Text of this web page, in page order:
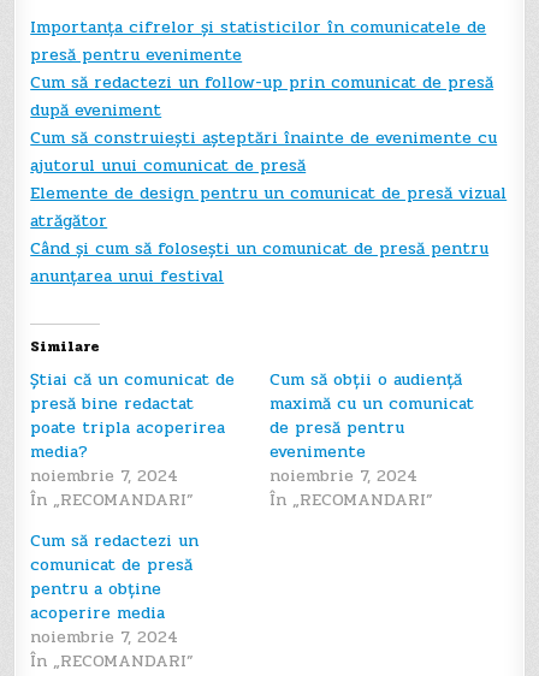
Importanța cifrelor și statisticilor în comunicatele de
presă pentru evenimente
Cum să redactezi un follow-up prin comunicat de presă
după eveniment
Cum să construiești așteptări înainte de evenimente cu
ajutorul unui comunicat de presă
Elemente de design pentru un comunicat de presă vizual
atrăgător
Când și cum să folosești un comunicat de presă pentru
anunțarea unui festival
Similare
Știai că un comunicat de
presă bine redactat
poate tripla acoperirea
media?
noiembrie 7, 2024
În „RECOMANDARI”
Cum să obții o audiență
maximă cu un comunicat
de presă pentru
evenimente
noiembrie 7, 2024
În „RECOMANDARI”
Cum să redactezi un
comunicat de presă
pentru a obține
acoperire media
noiembrie 7, 2024
În „RECOMANDARI”